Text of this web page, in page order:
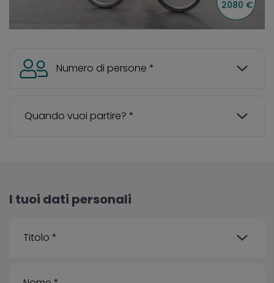
I tuoi dati personali